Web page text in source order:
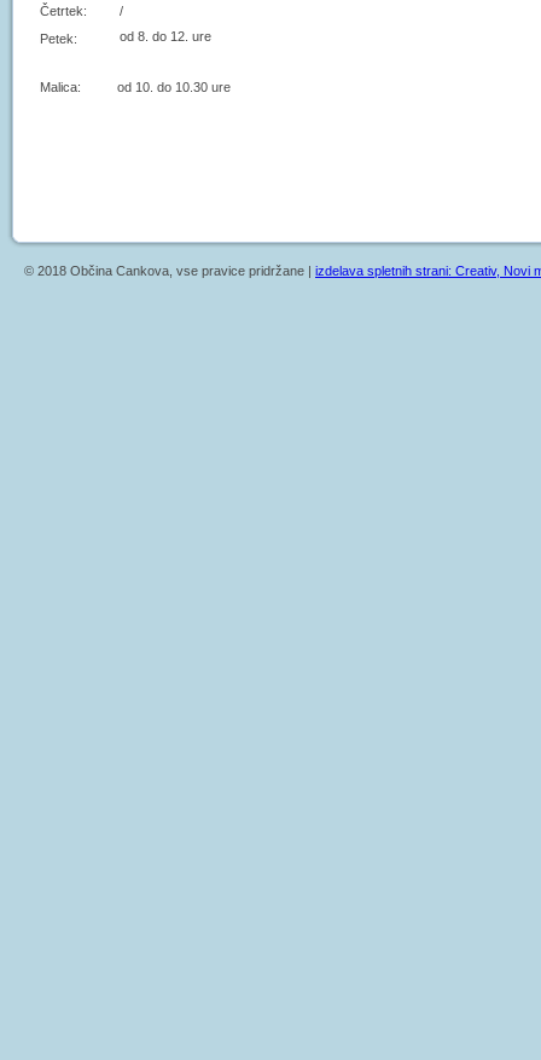
Četrtek:
/
Petek:
od 8. do 12. ure
Malica: od 10. do 10.30 ure
© 2018 Občina Cankova, vse pravice pridržane | izdelava spletnih strani: Creativ, Novi